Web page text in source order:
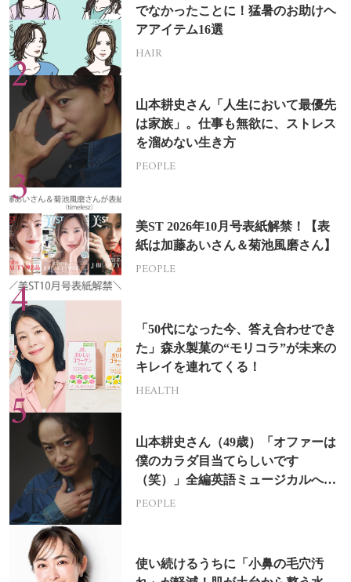
でなかったことに！猛暑のお助けヘ
アアイテム16選
HAIR
山本耕史さん「人生において最優先
は家族」。仕事も無欲に、ストレス
を溜めない生き方
PEOPLE
美ST 2026年10月号表紙解禁！【表
紙は加藤あいさん＆菊池風磨さん】
PEOPLE
「50代になった今、答え合わせでき
た」森永製菓の“モリコラ”が未来の
キレイを連れてくる！
HEALTH
山本耕史さん（49歳）「オファーは
僕のカラダ目当てらしいです
（笑）」全編英語ミュージカルへの
挑戦
PEOPLE
使い続けるうちに「小鼻の毛穴汚